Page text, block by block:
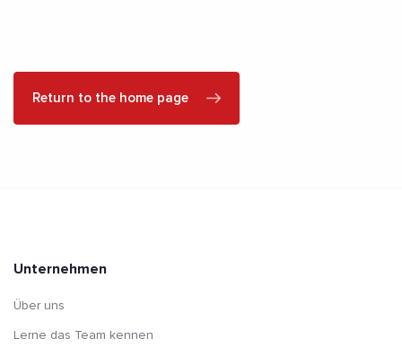
Return to the home page
Unternehmen
Über uns
Lerne das Team kennen